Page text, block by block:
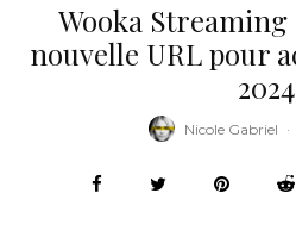
Wooka Streaming
nouvelle URL pour
2024
Nicole Gabriel ·